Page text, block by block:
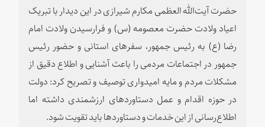
حضرت آیت‌الله العظمی مکارم شیرازی در این دیدار با تبریک
اعیاد ولادت حضرت معصومه (س) و فرارسیدن ولادت امام
رضا (ع) به رئیس جمهور، سفرهای استانی و حضور رئیس
جمهور در اجتماعات مردمی را باعث آشنایی و اطلاع دقیق از
مشکلات مردم و مایه امیدواری توصیف و تصریح کرد: دولت
در حوزه اقدام و عمل دستاوردهای ارزشمندی داشته اما
اطلاع‌رسانی از این خدمات و دستاوردها باید تقویت شود.